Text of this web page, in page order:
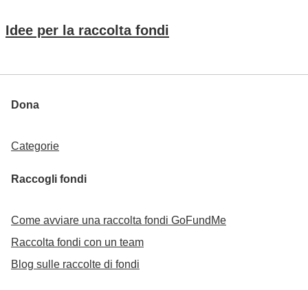
Idee per la raccolta fondi
Dona
Categorie
Raccogli fondi
Come avviare una raccolta fondi GoFundMe
Raccolta fondi con un team
Blog sulle raccolte di fondi